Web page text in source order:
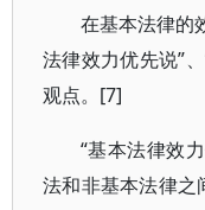
在基本法律的
法律效力优先说”
观点。[7]
“基本法律效
法和非基本法律之